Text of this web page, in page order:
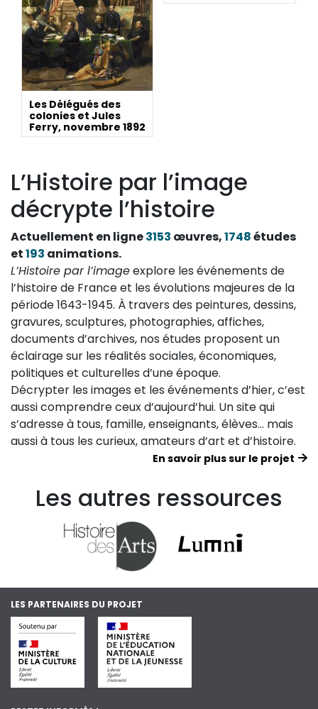
Les Délégués des
colonies et Jules
Ferry, novembre 1892
L’Histoire par l’image
décrypte l’histoire
Actuellement en ligne3153 œuvres,1748études
et193 animations.
L’Histoire par l’imageexplore les événements de
l’histoire de France et les évolutions majeures de la
période 1643-1945. À travers des peintures, dessins,
gravures, sculptures, photographies, affiches,
documents d’archives, nos études proposent un
éclairage sur les réalités sociales, économiques,
politiques et culturelles d’une époque.
Décrypter les images et les événements d’hier, c’est
aussi comprendre ceux d’aujourd’hui. Un site qui
s’adresse à tous, famille, enseignants, élèves… mais
aussi à tous les curieux, amateurs d’art et d’histoire.
En savoir plus sur le projet
Les autres ressources
LES PARTENAIRES DU PROJET